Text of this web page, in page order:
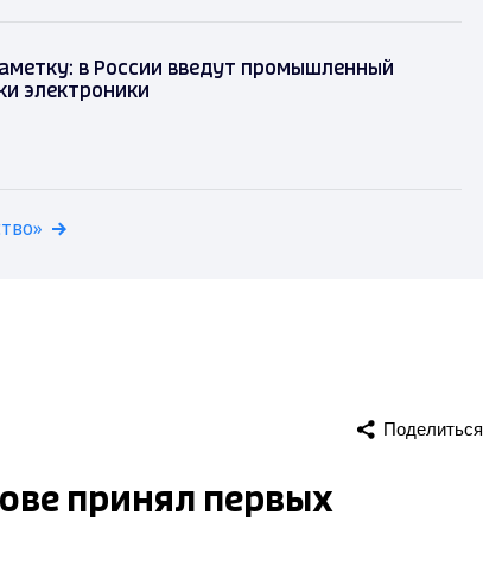
в России введут промышленный
электроники
Поделиться
принял первых